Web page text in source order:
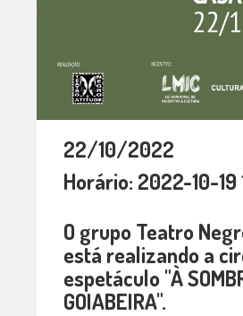
22/10/2022
Horário: 2022-10-19
O grupo Teatro
está realizando a
espetáculo "À
GOIABEIRA".